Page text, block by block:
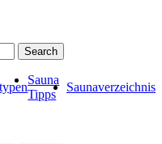
Search
Sauna
Tipps
Saunaverzeichnis